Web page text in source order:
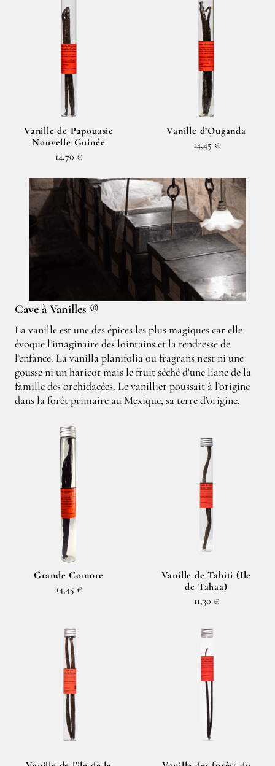
Vanille de Papouasie
Nouvelle Guinée
14,70 €
Vanille d’Ouganda
14,45 €
Cave à Vanilles ®
La vanille est une des épices les plus magiques car elle
évoque l’imaginaire des lointains et la tendresse de
l’enfance. La vanilla planifolia ou fragrans n'est ni une
gousse ni un haricot mais le fruit séché d'une liane de la
famille des orchidacées. Le vanillier poussait à l’origine
dans la forêt primaire au Mexique, sa terre d’origine.
Grande Comore
14,45 €
Vanille de Tahiti (Ile
de Tahaa)
11,30 €